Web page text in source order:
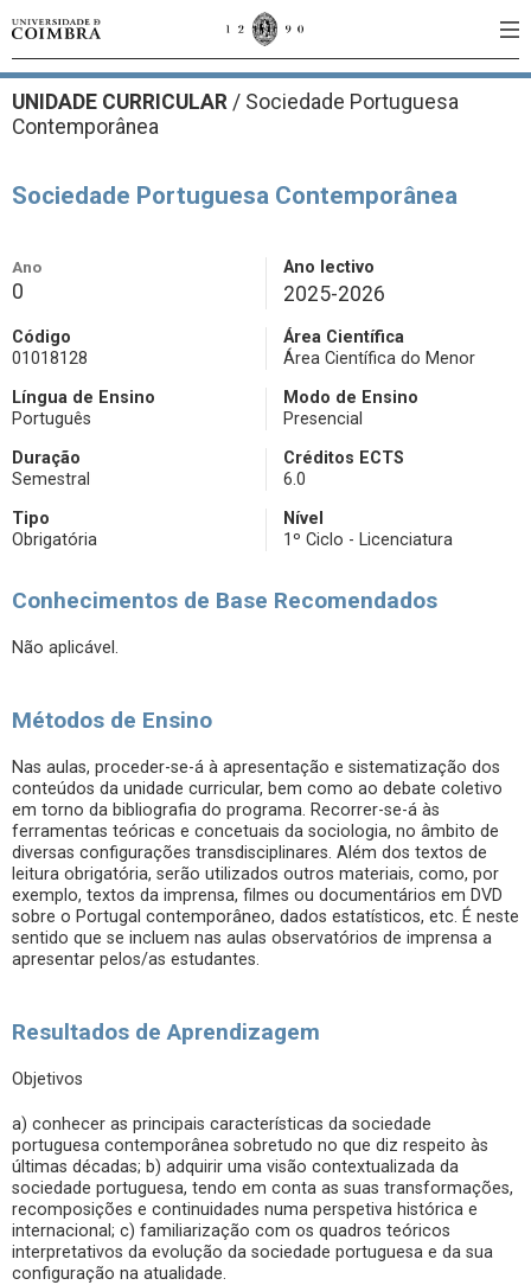
UNIDADE CURRICULAR / Sociedade Portuguesa
Contemporânea
Sociedade Portuguesa Contemporânea
Ano
0
Ano lectivo
2025-2026
Código
01018128
Área Científica
Área Científica do Menor
Língua de Ensino
Português
Modo de Ensino
Presencial
Duração
Semestral
Créditos ECTS
6.0
Tipo
Obrigatória
Nível
1º Ciclo - Licenciatura
Conhecimentos de Base Recomendados
Não aplicável.
Métodos de Ensino
Nas aulas, proceder-se-á à apresentação e sistematização dos
conteúdos da unidade curricular, bem como ao debate coletivo
em torno da bibliografia do programa. Recorrer-se-á às
ferramentas teóricas e concetuais da sociologia, no âmbito de
diversas configurações transdisciplinares. Além dos textos de
leitura obrigatória, serão utilizados outros materiais, como, por
exemplo, textos da imprensa, filmes ou documentários em DVD
sobre o Portugal contemporâneo, dados estatísticos, etc. É neste
sentido que se incluem nas aulas observatórios de imprensa a
apresentar pelos/as estudantes.
Resultados de Aprendizagem
Objetivos
a) conhecer as principais características da sociedade
portuguesa contemporânea sobretudo no que diz respeito às
últimas décadas; b) adquirir uma visão contextualizada da
sociedade portuguesa, tendo em conta as suas transformações,
recomposições e continuidades numa perspetiva histórica e
internacional; c) familiarização com os quadros teóricos
interpretativos da evolução da sociedade portuguesa e da sua
configuração na atualidade.